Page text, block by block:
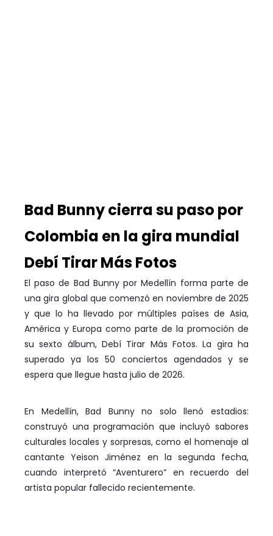
Bad Bunny cierra su paso por
Colombia en la gira mundial
Debí Tirar Más Fotos
El paso de Bad Bunny por Medellín forma parte de
una gira global que comenzó en noviembre de 2025
y que lo ha llevado por múltiples países de Asia,
América y Europa como parte de la promoción de
su sexto álbum, Debí Tirar Más Fotos. La gira ha
superado ya los 50 conciertos agendados y se
espera que llegue hasta julio de 2026.
En Medellín, Bad Bunny no solo llenó estadios:
construyó una programación que incluyó sabores
culturales locales y sorpresas, como el homenaje al
cantante Yeison Jiménez en la segunda fecha,
cuando interpretó “Aventurero” en recuerdo del
artista popular fallecido recientemente.